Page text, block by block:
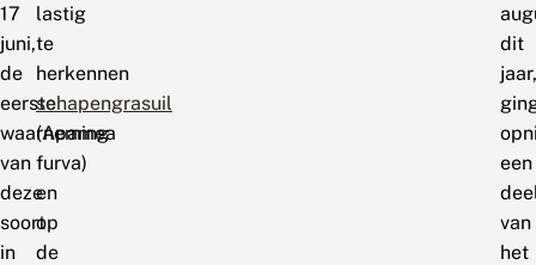
17
juni,
de
eerste
waarneming
van
deze
soort
in
lastig
te
herkennen
schapengrasuil
(Apamea
furva)
en
op
de
dit
jaar,
een
van
het